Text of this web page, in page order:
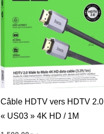
Câble HDTV vers HDTV 2.0
« US03 » 4K HD / 1M